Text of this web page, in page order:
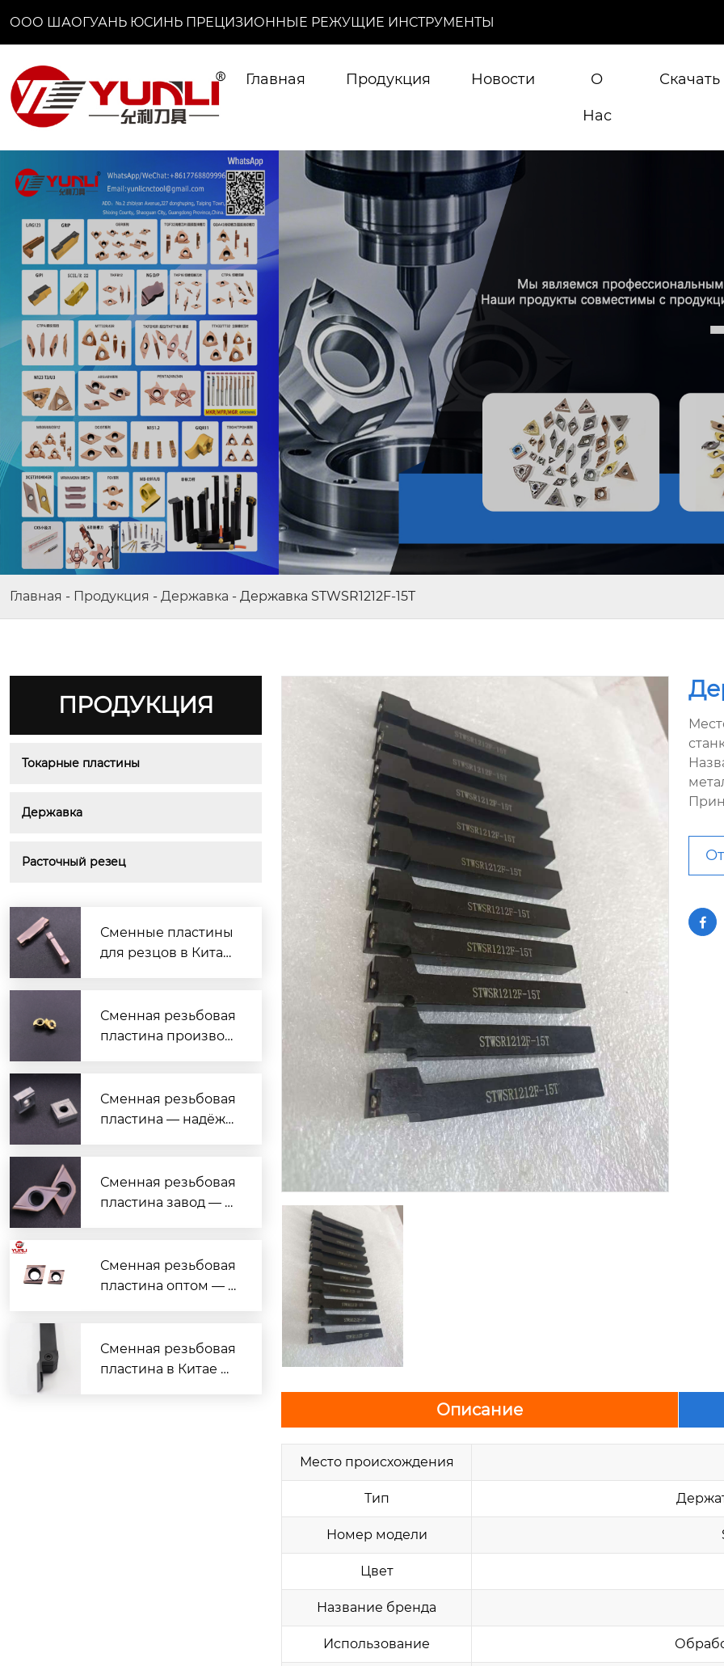
ООО ШАОГУАНЬ ЮСИНЬ ПРЕЦИЗИОННЫЕ РЕЖУЩИЕ ИНСТРУМЕНТЫ
Главная Продукция Новости О
Нас
Скачать
Главная - Продукция - Державка - Державка STWSR1212F-15T
ПРОДУКЦИЯ
Токарные пластины
Державка
Расточный резец
Сменные пластины
для резцов в Китае
Сменная резьбовая
пластина производ
ной обработки
Сменная резьбовая
пластина — надёжн
Сменная резьбовая
пластина завод — н
отки
Сменная резьбовая
пластина оптом — в
Сменная резьбовая
пластина в Китае —

Описание
Место происхождения
Тип
Номер модели
Цвет
Название бренда
Использование